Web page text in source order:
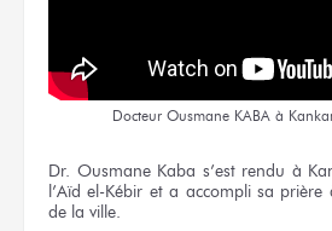
Docteur Ousmane KABA à
Dr. Ousmane Kaba s’est rendu à
l’Aïd el-Kébir et a accompli sa prière
de la ville.